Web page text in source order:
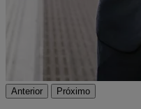
Anterior Próximo